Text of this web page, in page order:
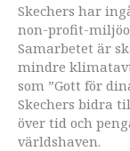
Skechers har
non-profit-
Samarbetet är
mindre
som ”Gott för
Skechers bidra
över tid och
världshaven.